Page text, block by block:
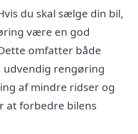
du skal sælge din bil,
være en god
omfatter både
udvendig rengøring
af mindre ridser og
at forbedre bilens